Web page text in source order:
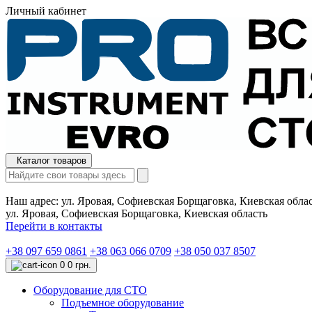
Личный кабинет
Каталог товаров
Наш адрес: ул. Яровая, Софиевская Борщаговка, Киевская
ул. Яровая, Софиевская Борщаговка, Киевская область
Перейти в контакты
+38 097 659 0861 +38 063 066 0709 +38 050 037 8507
0 0 грн.
Оборудование для СТО
Подъемное оборудование